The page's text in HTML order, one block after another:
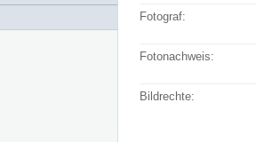
Fotograf:
Fotonachweis:
Bildrechte: